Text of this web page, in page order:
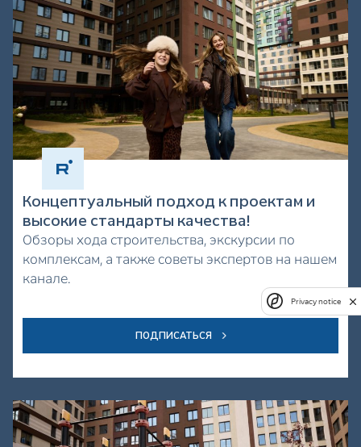
Концептуальный подход к проектам и
высокие стандарты качества!
Обзоры хода строительства, экскурсии по
комплексам, а также советы экспертов на нашем
канале.
ПОДПИСАТЬСЯ
Privacy notice